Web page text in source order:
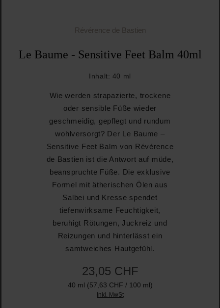
Révérence de Bastien
Le Baume - Sensitive Feet Balm 40ml
Inhalt: 40 ml
Wie werden strapazierte, trockene
oder sensible Füße wieder
geschmeidig, gepflegt und rundum
wohlversorgt? Der Le Baume –
Sensitive Feet Balm von Révérence
de Bastien ist die Antwort auf müde,
beanspruchte Füße. Die exklusive
Formel mit ätherischen Ölen aus
Salbei und Kresse spendet
tiefenwirksame Feuchtigkeit,
beruhigt Rötungen, Juckreiz und
Reizungen und hinterlässt ein
samtweiches Hautgefühl.
23,05 CHF
40 ml (57,63 CHF / 100 ml)
Inkl. MwSt